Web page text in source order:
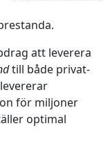
att leverera
till både privat-
för miljoner
optimal